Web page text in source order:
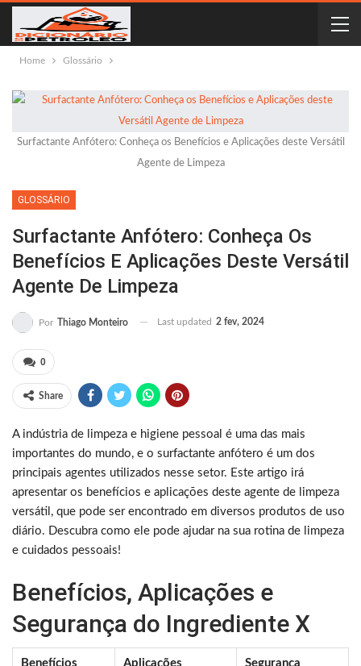
Home Glossário
Surfactante Anfótero: Conheça os Benefícios e Aplicações deste Versátil
Agente de Limpeza
GLOSSÁRIO
Surfactante Anfótero: Conheça Os
Benefícios E Aplicações Deste Versátil
Agente De Limpeza
Por Thiago Monteiro Last updated 2 fev, 2024
0
Share
A indústria de limpeza e higiene pessoal é uma das mais
importantes do mundo, e o surfactante anfótero é um dos
principais agentes utilizados nesse setor. Este artigo irá
apresentar os benefícios e aplicações deste agente de limpeza
versátil, que pode ser encontrado em diversos produtos de uso
diário. Descubra como ele pode ajudar na sua rotina de limpeza
e cuidados pessoais!
Benefícios, Aplicações e
Segurança do Ingrediente X
Benefícios Aplicações Segurança